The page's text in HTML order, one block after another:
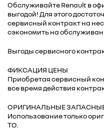
Обслуживайте Renault в
выгодой! Для этого
сервисный контракт на
сэкономить на
Выгоды сервисного
ФИКСАЦИЯ ЦЕНЫ
Приобретая сервисный
все время действия
ОРИГИНАЛЬНЫЕ
Использование только
ТО.